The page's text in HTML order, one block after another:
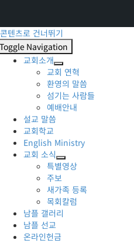
콘텐츠로 건너뛰기
Toggle Navigation
교회소개
교회 연혁
환영의 말씀
섬기는 사람들
예배안내
설교 말씀
교회학교
English Ministry
교회 소식
특별영상
주보
새가족 등록
목회칼럼
남플 갤러리
남플 선교
온라인헌금